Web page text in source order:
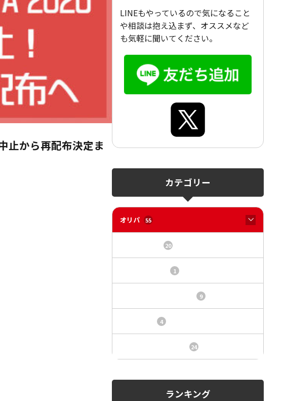
止から再配布決定ま
LINEもやっているので気になること
や相談は抱え込まず、オススメなど
も気軽に聞いてください。
カテゴリー
オリパ 55
20
1
9
4
24
ランキング